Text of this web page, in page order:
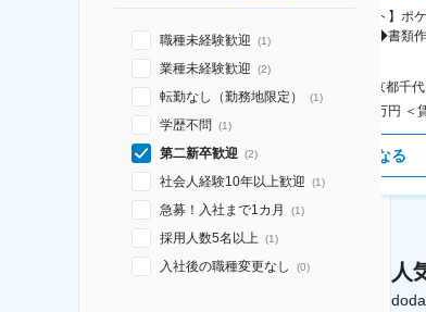
職種未経験歓迎 (1)
業種未経験歓迎 (2)
転勤なし（勤務地限定） (1)
学歴不問 (1)
第二新卒歓迎 (2)
社会人経験10年以上歓迎 (1)
急募！入社まで1カ月 (1)
採用人数5名以上 (1)
入社後の職種変更なし (0)
務・事務担当～開発部材の発注
気になる
【庶務アシスタント】ポ
シリーズ開発企業◆書類作
気になる
人